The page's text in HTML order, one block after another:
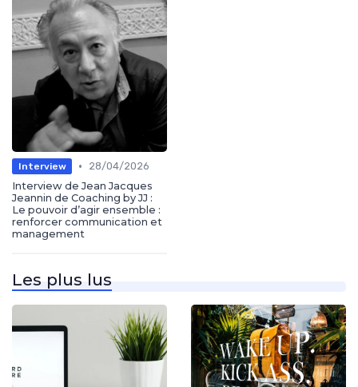
Interview •
28/04/2026
Interview de Jean Jacques
Jeannin de Coaching by JJ :
Le pouvoir d’agir ensemble :
renforcer communication et
management
Les plus lus